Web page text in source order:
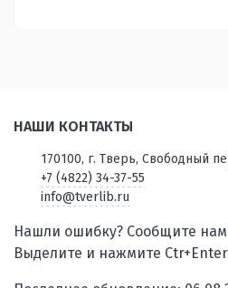
НАШИ КОНТАКТЫ
170100, г. Тверь, Свободный
+7 (4822) 34-37-55
info@tverlib.ru
Нашли ошибку? Сообщите
Выделите и нажмите Ctr+Enter